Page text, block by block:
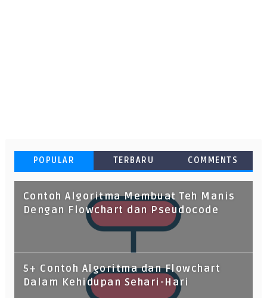
POPULAR TERBARU COMMENTS
Contoh Algoritma Membuat Teh Manis
Dengan Flowchart dan Pseudocode
5+ Contoh Algoritma dan Flowchart
Dalam Kehidupan Sehari-Hari